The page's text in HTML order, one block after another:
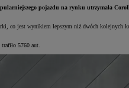
pojazdu na rynku utrzymała
co jest wynikiem lepszym niż dwóch kolejnych
5760 aut.